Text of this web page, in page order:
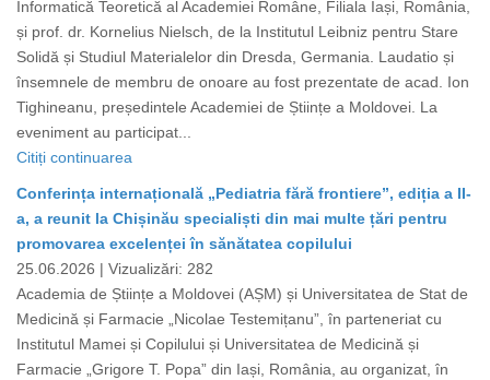
Informatică Teoretică al Academiei Române, Filiala Iași, România,
și prof. dr. Kornelius Nielsch, de la Institutul Leibniz pentru Stare
Solidă și Studiul Materialelor din Dresda, Germania. Laudatio și
însemnele de membru de onoare au fost prezentate de acad. Ion
Tighineanu, președintele Academiei de Științe a Moldovei. La
eveniment au participat...
Citiți continuarea
Conferința internațională „Pediatria fără frontiere”, ediția a II-
a, a reunit la Chișinău specialiști din mai multe țări pentru
promovarea excelenței în sănătatea copilului
25.06.2026 | Vizualizări: 282
Academia de Științe a Moldovei (AȘM) și Universitatea de Stat de
Medicină și Farmacie „Nicolae Testemițanu”, în parteneriat cu
Institutul Mamei și Copilului și Universitatea de Medicină și
Farmacie „Grigore T. Popa” din Iași, România, au organizat, în